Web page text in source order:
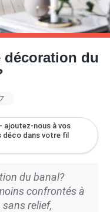
Style
Renovation
décoration du
ajoutez-nous à vos
dans votre fil
du banal?
confrontés à
relief,